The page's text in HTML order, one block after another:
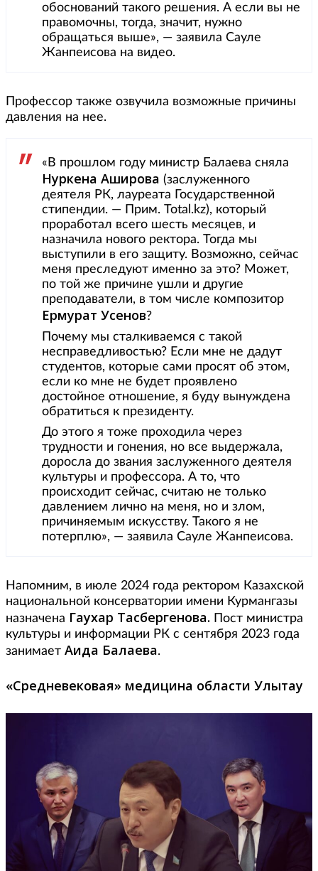
обоснований такого решения. А если вы не
правомочны, тогда, значит, нужно
обращаться выше», — заявила Сауле
Жанпеисова на видео.
Профессор также озвучила возможные причины
давления на нее.
«В прошлом году министр Балаева сняла
Нуркена Аширова (заслуженного
деятеля РК, лауреата Государственной
стипендии. — Прим. Total.kz), который
проработал всего шесть месяцев, и
назначила нового ректора. Тогда мы
выступили в его защиту. Возможно, сейчас
меня преследуют именно за это? Может,
по той же причине ушли и другие
преподаватели, в том числе композитор
Ермурат Усенов?
Почему мы сталкиваемся с такой
несправедливостью? Если мне не дадут
студентов, которые сами просят об этом,
если ко мне не будет проявлено
достойное отношение, я буду вынуждена
обратиться к президенту.
До этого я тоже проходила через
трудности и гонения, но все выдержала,
доросла до звания заслуженного деятеля
культуры и профессора. А то, что
происходит сейчас, считаю не только
давлением лично на меня, но и злом,
причиняемым искусству. Такого я не
потерплю», — заявила Сауле Жанпеисова.
Напомним, в июле 2024 года ректором Казахской
национальной консерватории имени Курмангазы
назначена Гаухар Тасбергенова. Пост министра
культуры и информации РК с сентября 2023 года
занимает Аида Балаева.
«Средневековая» медицина области Улытау